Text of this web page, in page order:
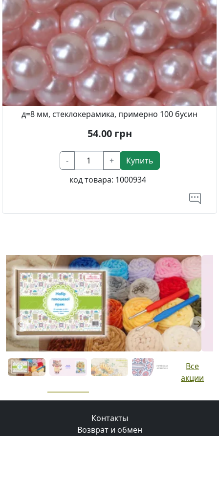
д=8 мм, стеклокерамика, примерно 100 бусин
54.00грн
- +
Купить
код товара: 1000934
Previous Next
Все
акции
Контакты
Возврат и обмен